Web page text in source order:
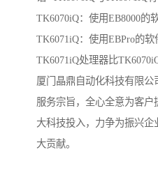
TK6070iQ：使用EB8000的
TK6071iQ：使用EBPro的软
TK6071iQ处理器比
厦门晶鼎自动化科技有限公
服务宗旨，全心全意为客户
大科技投入，力争为振兴
大贡献。